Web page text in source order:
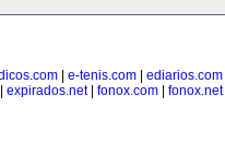
e-tenis.com ediarios.com
expirados.net| fonox.com fonox.net|